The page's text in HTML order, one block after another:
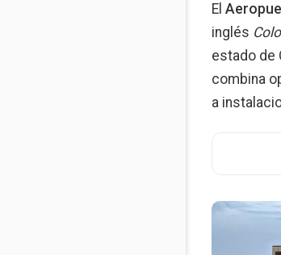
El
inglés
estado de
combina
a